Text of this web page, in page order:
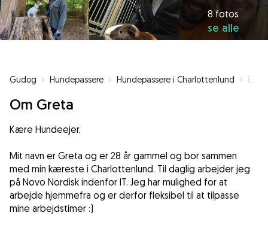
8 fotos
se alle
Gudog » Hundepassere » Hundepassere i Charlottenlund » Erfaren hundepasser!
Om Greta
Kære Hundeejer,
Mit navn er Greta og er 28 år gammel og bor sammen
med min kæreste i Charlottenlund. Til daglig arbejder jeg
på Novo Nordisk indenfor IT. Jeg har mulighed for at
arbejde hjemmefra og er derfor fleksibel til at tilpasse
mine arbejdstimer :)